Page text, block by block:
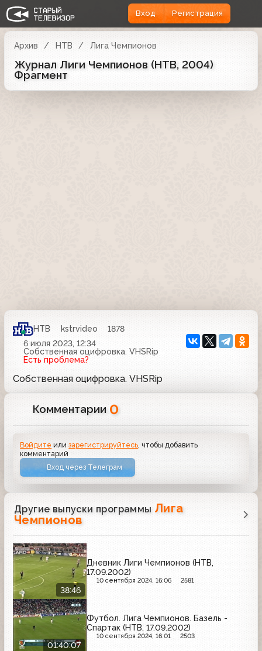
Вход Регистрация
Архив НТВ Лига Чемпионов
Журнал Лиги Чемпионов (НТВ, 2004)
Фрагмент
НТВ kstrvideo
1878
6 июля 2023, 12:34
Собственная оцифровка. VHSRip
Есть проблема?
Собственная оцифровка. VHSRip
Комментарии 0
Войдите илизарегистрируйтесь , чтобы добавить
комментарий
Вход через Телеграм
Другие выпуски программы Лига
Чемпионов
38:46
Дневник Лиги Чемпионов (НТВ,
17.09.2002)
10 сентября 2024, 16:06 2581
01:40:07
Футбол. Лига Чемпионов. Базель -
Спартак (НТВ, 17.09.2002)
10 сентября 2024, 16:01 2503